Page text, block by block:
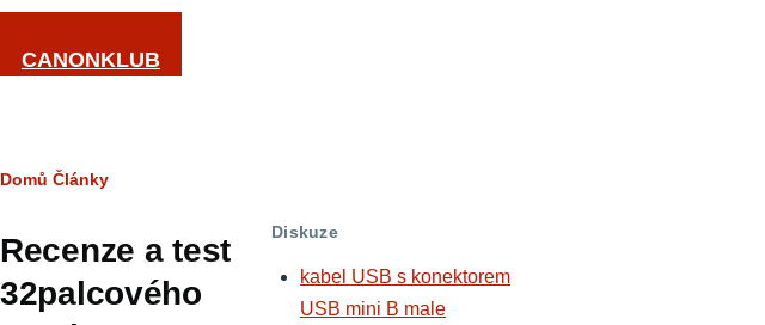
Přejít k hlavnímu obsahu
CANONKLUB
Drobečková
Domů Články
Recenze a test
32palcového
Diskuze
kabel USB s konektorem
USB mini B male